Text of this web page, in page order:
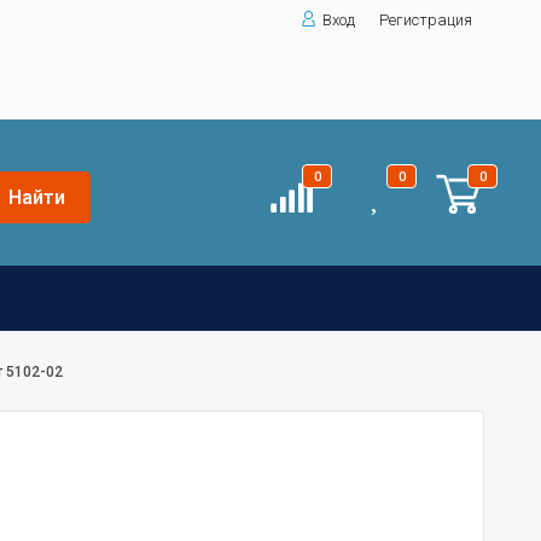
Вход Регистрация
Найти
0 0 0
5102-02